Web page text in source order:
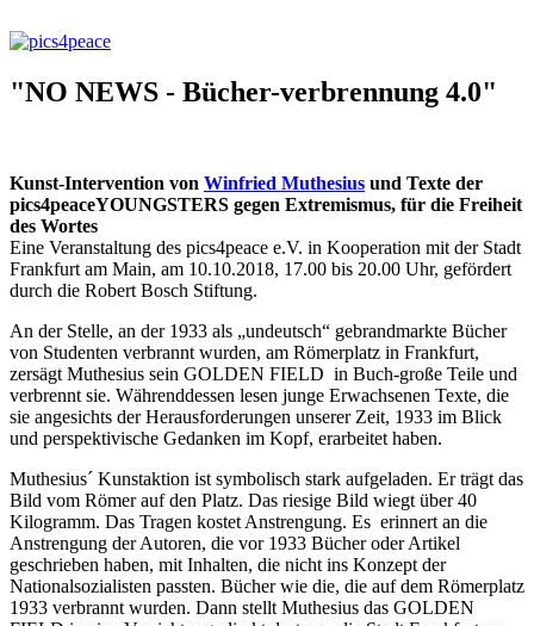
"NO NEWS - Bücher-verbrennung 4.0"
Kunst-Intervention von Winfried Muthesius und Texte der
pics4peaceYOUNGSTERS gegen Extremismus, für die Freiheit
des Wortes
Eine Veranstaltung des pics4peace e.V. in Kooperation mit der Stadt
Frankfurt am Main, am 10.10.2018, 17.00 bis 20.00 Uhr, gefördert
durch die Robert Bosch Stiftung.
An der Stelle, an der 1933 als „undeutsch“ gebrandmarkte Bücher
von Studenten verbrannt wurden, am Römerplatz in Frankfurt,
zersägt Muthesius sein GOLDEN FIELD in Buch-große Teile und
verbrennt sie. Währenddessen lesen junge Erwachsenen Texte, die
sie angesichts der Herausforderungen unserer Zeit, 1933 im Blick
und perspektivische Gedanken im Kopf, erarbeitet haben.
Muthesius´ Kunstaktion ist symbolisch stark aufgeladen. Er trägt das
Bild vom Römer auf den Platz. Das riesige Bild wiegt über 40
Kilogramm. Das Tragen kostet Anstrengung. Es erinnert an die
Anstrengung der Autoren, die vor 1933 Bücher oder Artikel
geschrieben haben, mit Inhalten, die nicht ins Konzept der
Nationalsozialisten passten. Bücher wie die, die auf dem Römerplatz
1933 verbrannt wurden. Dann stellt Muthesius das GOLDEN